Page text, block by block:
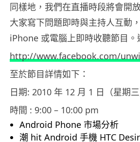
同樣地，我們在直播時段將會開
大家寫下問題即時與主持人互動
iPhone 或電腦上即時收聽節目。
http://www.facebook.com/
至於節目詳情如下：
日期: 2010 年 12 月 1 日（星期三
時間 : 9:00 – 10:00 pm
Android Phone 市場分析
潮 hit Android 手機 HTC